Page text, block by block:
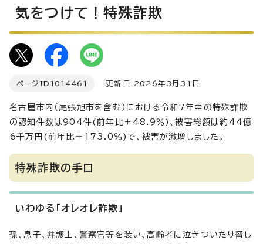
気をつけて！特殊詐欺
ページID 1014461 更新日 2026年3月31日
名古屋市内（尾張旭市を含む）における令和7年中の特殊詐欺
の認知件数は904件(前年比＋48.9％)、被害総額は約44億
6千万円(前年比＋173.0％)で、被害が激増しました。
特殊詐欺の手口
いわゆる「オレオレ詐欺」
孫、息子、弁護士、警察官等を装い、高齢者に泣きついたり脅し